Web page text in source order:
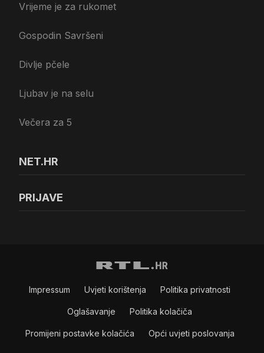
Vrijeme je za rukomet
Gospodin Savršeni
Divlje pčele
Ljubav je na selu
Večera za 5
NET.HR
PRIJAVE
Impressum Uvjeti korištenja Politika privatnosti
Oglašavanje Politika kolačiča
Promijeni postavke kolačića Opći uvjeti poslovanja